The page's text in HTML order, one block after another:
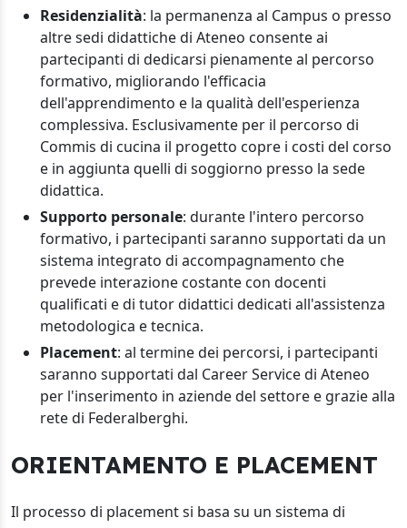
Residenzialità: la permanenza al Campus o presso
altre sedi didattiche di Ateneo consente ai
partecipanti di dedicarsi pienamente al percorso
formativo, migliorando l'efficacia
dell'apprendimento e la qualità dell'esperienza
complessiva. Esclusivamente per il percorso di
Commis di cucina il progetto copre i costi del corso
e in aggiunta quelli di soggiorno presso la sede
didattica.
Supporto personale: durante l'intero percorso
formativo, i partecipanti saranno supportati da un
sistema integrato di accompagnamento che
prevede interazione costante con docenti
qualificati e di tutor didattici dedicati all'assistenza
metodologica e tecnica.
Placement: al termine dei percorsi, i partecipanti
saranno supportati dal Career Service di Ateneo
per l'inserimento in aziende del settore e grazie alla
rete di Federalberghi.
ORIENTAMENTO E PLACEMENT
Il processo di placement si basa su un sistema di